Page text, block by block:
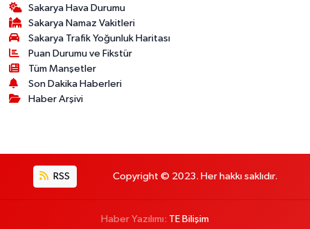
Sakarya Hava Durumu
Sakarya Namaz Vakitleri
Sakarya Trafik Yoğunluk Haritası
Puan Durumu ve Fikstür
Tüm Manşetler
Son Dakika Haberleri
Haber Arşivi
RSS Copyright © 2023. Her hakkı saklıdır.
Haber Yazılımı: TE Bilişim